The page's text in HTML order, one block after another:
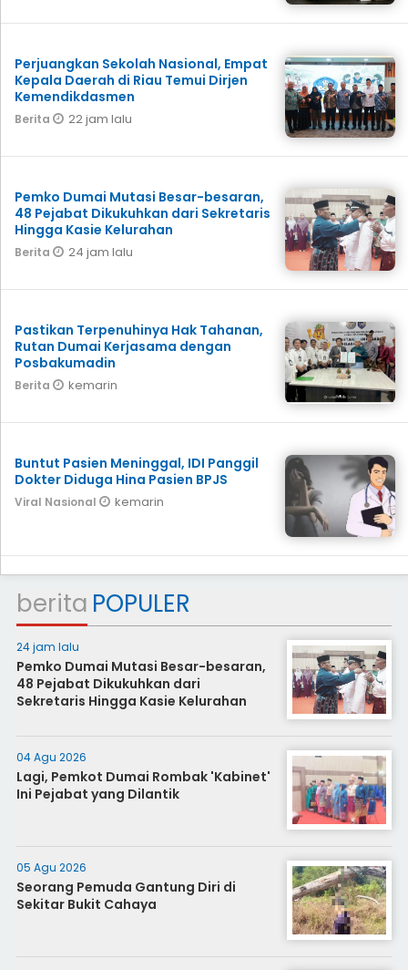
Perjuangkan Sekolah Nasional, Empat
Kepala Daerah di Riau Temui Dirjen
Kemendikdasmen
Berita 22 jam lalu
Pemko Dumai Mutasi Besar-besaran,
48 Pejabat Dikukuhkan dari Sekretaris
Hingga Kasie Kelurahan
Berita 24 jam lalu
Pastikan Terpenuhinya Hak Tahanan,
Rutan Dumai Kerjasama dengan
Posbakumadin
Berita kemarin
Buntut Pasien Meninggal, IDI Panggil
Dokter Diduga Hina Pasien BPJS
Viral Nasional kemarin
berita POPULER
24 jam lalu
Pemko Dumai Mutasi Besar-besaran,
48 Pejabat Dikukuhkan dari
Sekretaris Hingga Kasie Kelurahan
04 Agu 2026
Lagi, Pemkot Dumai Rombak 'Kabinet'
Ini Pejabat yang Dilantik
05 Agu 2026
Seorang Pemuda Gantung Diri di
Sekitar Bukit Cahaya